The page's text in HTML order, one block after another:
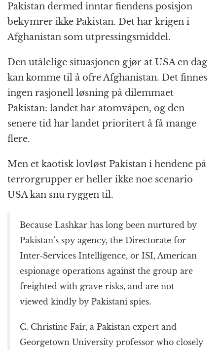
Pakistan dermed inntar fiendens posisjon
bekymrer ikke Pakistan. Det har krigen i
Afghanistan som utpressingsmiddel.
Den utålelige situasjonen gjør at USA en dag
kan komme til å ofre Afghanistan. Det finnes
ingen rasjonell løsning på dilemmaet
Pakistan: landet har atomvåpen, og den
senere tid har landet prioritert å få mange
flere.
Men et kaotisk lovløst Pakistan i hendene på
terrorgrupper er heller ikke noe scenario
USA kan snu ryggen til.
Because Lashkar has long been nurtured by
Pakistan’s spy agency, the Directorate for
Inter-Services Intelligence, or ISI, American
espionage operations against the group are
freighted with grave risks, and are not
viewed kindly by Pakistani spies.
C. Christine Fair, a Pakistan expert and
Georgetown University professor who closely